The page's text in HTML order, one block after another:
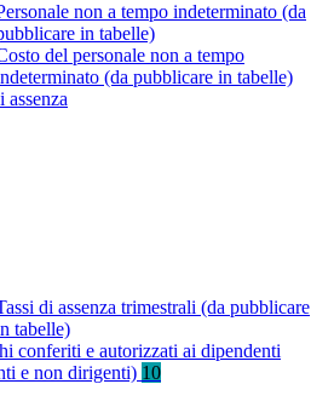
non a tempo indeterminato (da
in tabelle)
del personale non a tempo
(da pubblicare in tabelle)
assenza
di assenza trimestrali (da pubblicare
tabelle)
conferiti e autorizzati ai dipendenti
e non dirigenti) 10